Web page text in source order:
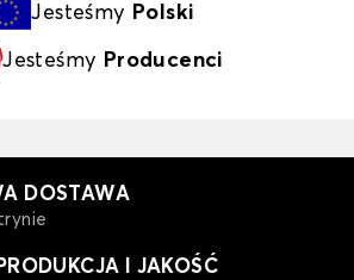
Jesteśmy Polski
Jesteśmy Producenci
DOSTAWA
I JAKOŚĆ